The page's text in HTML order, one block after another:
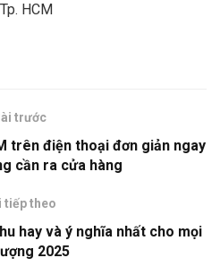
HCM
trước
trên điện thoại đơn giản ngay
cần ra cửa hàng
tiếp theo
hay và ý nghĩa nhất cho mọi
2025